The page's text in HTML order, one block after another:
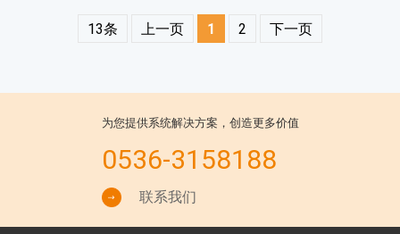
13条 上一页 1 2 下一页
为您提供系统解决方案，创造更多价值
0536-3158188
联系我们